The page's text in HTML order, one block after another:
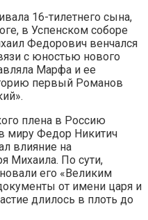
16-тилетнего сына,
в Успенском соборе
Федорович венчался
с юностью нового
Марфа и ее
первый Романов
плена в Россию
миру Федор Никитич
влияние на
Михаила. По сути,
его «Великим
от имени царя и
длилось в плоть до